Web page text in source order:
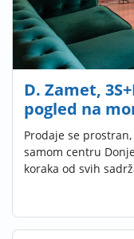
D. Zamet,
pogled na
Prodaje se
samom centru
koraka od svih